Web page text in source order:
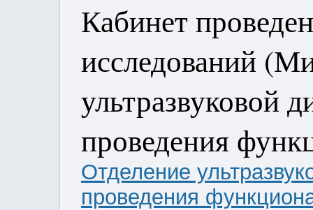
Кабинет
исследований
ультразвуковой
проведения
Отделение
проведения